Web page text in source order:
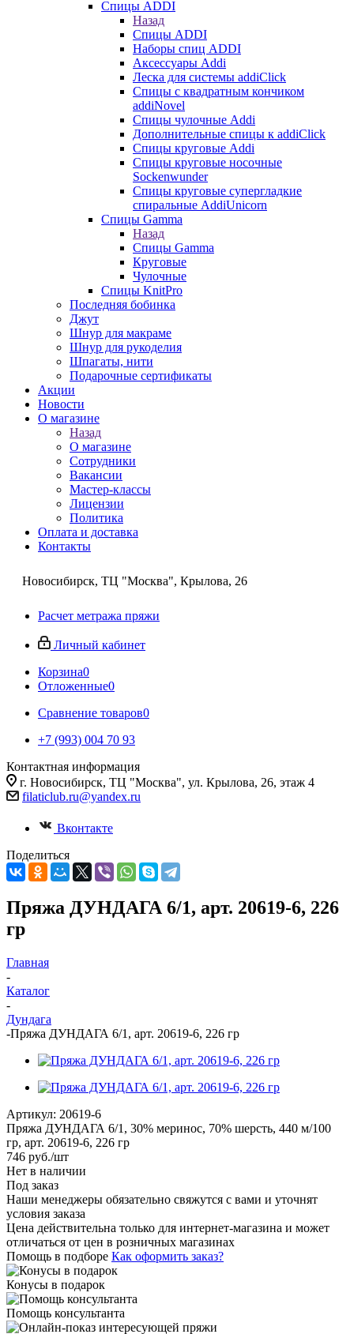
Спицы ADDI
Назад
Спицы ADDI
Наборы спиц ADDI
Аксессуары Addi
Леска для системы addiClick
Спицы с квадратным кончиком
addiNovel
Спицы чулочные Addi
Дополнительные спицы к addiClick
Спицы круговые Addi
Спицы круговые носочные
Sockenwunder
Спицы круговые супергладкие
спиральные AddiUnicorn
Спицы Gamma
Назад
Спицы Gamma
Круговые
Чулочные
Спицы KnitPro
Последняя бобинка
Джут
Шнур для макраме
Шнур для рукоделия
Шпагаты, нити
Подарочные сертификаты
Акции
Новости
О магазине
Назад
О магазине
Сотрудники
Вакансии
Мастер-классы
Лицензии
Политика
Оплата и доставка
Контакты
Новосибирск, ТЦ "Москва", Крылова, 26
Расчет метража пряжи
Личный кабинет
Корзина0
Отложенные0
Сравнение товаров0
+7 (993) 004 70 93
Контактная информация
г. Новосибирск, ТЦ "Москва", ул. Крылова, 26, этаж 4
filaticlub.ru@yandex.ru
Вконтакте
Поделиться
Пряжа ДУНДАГА 6/1, арт. 20619-6, 226
гр
Главная
-
Каталог
-
Дундага
-Пряжа ДУНДАГА 6/1, арт. 20619-6, 226 гр
Артикул: 20619-6
Пряжа ДУНДАГА 6/1, 30% меринос, 70% шерсть, 440 м/100
гр, арт. 20619-6, 226 гр
746 руб./шт
Нет в наличии
Под заказ
Наши менеджеры обязательно свяжутся с вами и уточнят
условия заказа
Цена действительна только для интернет-магазина и может
отличаться от цен в розничных магазинах
Помощь в подборе Как оформить заказ?
Конусы в подарок
Помощь консультанта